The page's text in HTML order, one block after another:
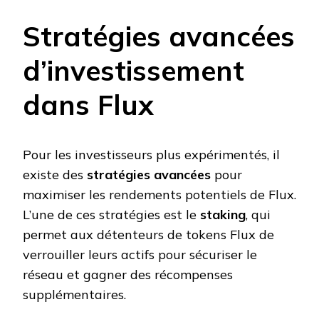
Stratégies avancées
d’investissement
dans Flux
Pour les investisseurs plus expérimentés, il
existe des stratégies avancées pour
maximiser les rendements potentiels de Flux.
L’une de ces stratégies est le staking, qui
permet aux détenteurs de tokens Flux de
verrouiller leurs actifs pour sécuriser le
réseau et gagner des récompenses
supplémentaires.